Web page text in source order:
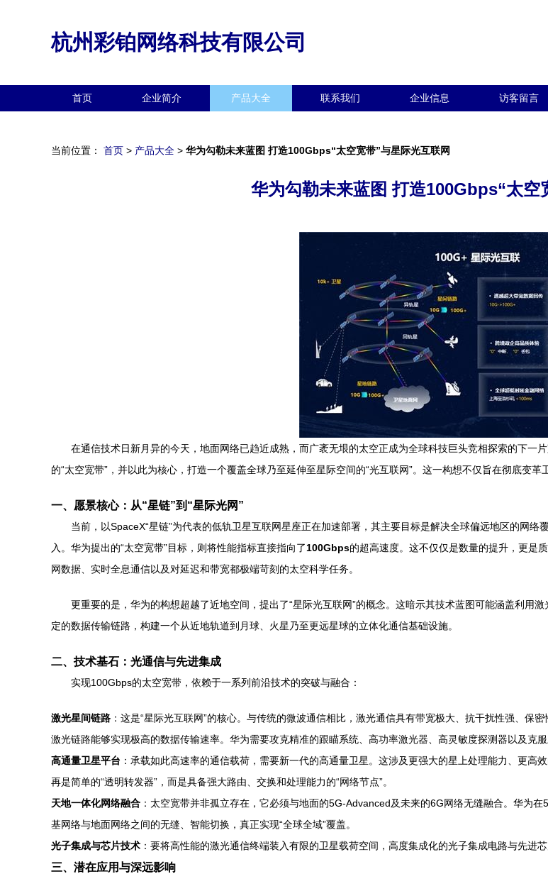
杭州彩铂网络科技有限公司
首页 企业简介 产品大全 联系我们 企业信息 访客留言
当前位置： 首页 > 产品大全 > 华为勾勒未来蓝图 打造100Gbps“太空宽带”与星际光互联网
华为勾勒未来蓝图 打造100Gbps“太空
在通信技术日新月异的今天，地面网络已趋近成熟，而广袤无垠的太空正成为全球科技巨头竞相探索的下
的“太空宽带”，并以此为核心，打造一个覆盖全球乃至延伸至星际空间的“光互联网”。这一构想不仅旨在彻底变
一、愿景核心：从“星链”到“星际光网”
当前，以SpaceX“星链”为代表的低轨卫星互联网星座正在加速部署，其主要目标是解决全球偏远地区的网
入。华为提出的“太空宽带”目标，则将性能指标直接指向了100Gbps的超高速度。这不仅仅是数量的提升，更是
网数据、实时全息通信以及对延迟和带宽都极端苛刻的太空科学任务。
更重要的是，华为的构想超越了近地空间，提出了“星际光互联网”的概念。这暗示其技术蓝图可能涵盖利用
定的数据传输链路，构建一个从近地轨道到月球、火星乃至更远星球的立体化通信基础设施。
二、技术基石：光通信与先进集成
实现100Gbps的太空宽带，依赖于一系列前沿技术的突破与融合：
激光星间链路 ：这是“星际光互联网”的核心。与传统的微波通信相比，激光通信具有带宽极大、抗干扰性强、保
激光链路能够实现极高的数据传输速率。华为需要攻克精准的跟瞄系统、高功率激光器、高灵敏度探测器以及克
高通量卫星平台 ：承载如此高速率的通信载荷，需要新一代的高通量卫星。这涉及更强大的星上处理能力、更
再是简单的“透明转发器”，而是具备强大路由、交换和处理能力的“网络节点”。
天地一体化网络融合 ：太空宽带并非孤立存在，它必须与地面的5G-Advanced及未来的6G网络无缝融合。华为
基网络与地面网络之间的无缝、智能切换，真正实现“全球全域”覆盖。
光子集成与芯片技术 ：要将高性能的激光通信终端装入有限的卫星载荷空间，高度集成化的光子集成电路与先进
三、潜在应用与深远影响